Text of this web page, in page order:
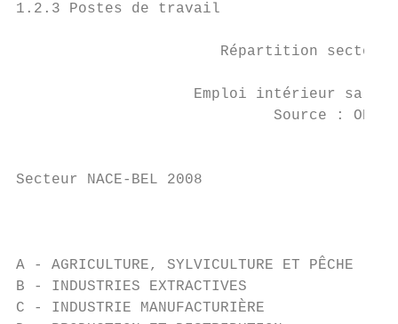
1.2.3 Postes de travail
Répartition
Emploi intérieur
Source :
Secteur NACE-BEL 2008
A - AGRICULTURE, SYLVICULTURE ET PÊCHE
B - INDUSTRIES EXTRACTIVES
C - INDUSTRIE MANUFACTURIÈRE